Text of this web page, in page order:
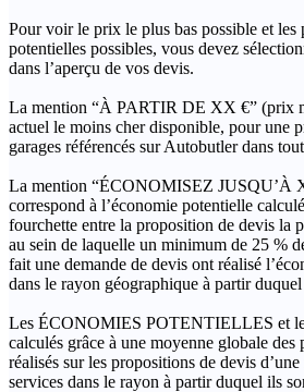
Pour voir le prix le plus bas possible et les
potentielles possibles, vous devez
dans l’aperçu de vos devis.
La mention “À PARTIR DE XX €” (prix
actuel le moins cher disponible, pour une
garages référencés sur Autobutler dans
La mention “ÉCONOMISEZ JUSQU’À
correspond à l’économie potentielle
fourchette entre la proposition de devis la
au sein de laquelle un minimum de 25 %
fait une demande de devis ont réalisé
dans le rayon géographique à partir
Les ÉCONOMIES POTENTIELLES et
calculés grâce à une moyenne globale des
réalisés sur les propositions de devis
services dans le rayon à partir duquel ils